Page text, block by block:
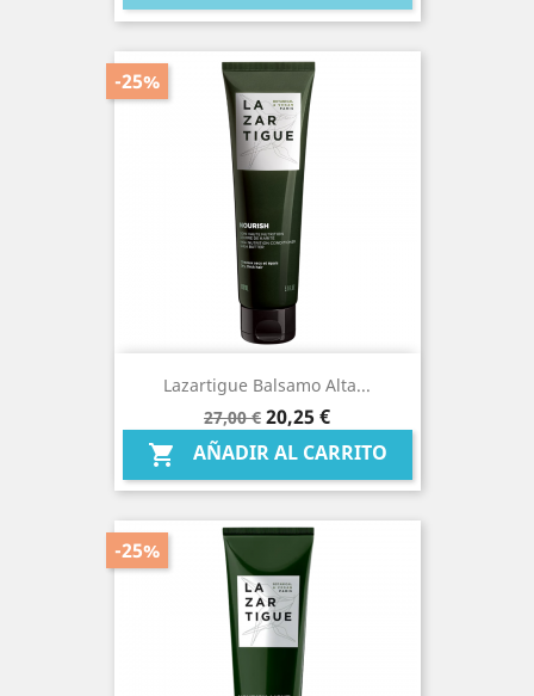
Lazartigue Balsamo Alta...
Precio
base
27,00 €
-25%
Precio
20,25 €
 AÑADIR AL CARRITO
-25%